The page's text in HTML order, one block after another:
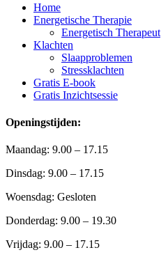
Home
Energetische Therapie
Energetisch Therapeut
Klachten
Slaapproblemen
Stressklachten
Gratis E-book
Gratis Inzichtsessie
Openingstijden:
Maandag: 9.00 – 17.15
Dinsdag: 9.00 – 17.15
Woensdag: Gesloten
Donderdag: 9.00 – 19.30
Vrijdag: 9.00 – 17.15